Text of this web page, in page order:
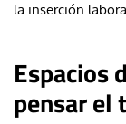
la inserción
Espacios
pensar el